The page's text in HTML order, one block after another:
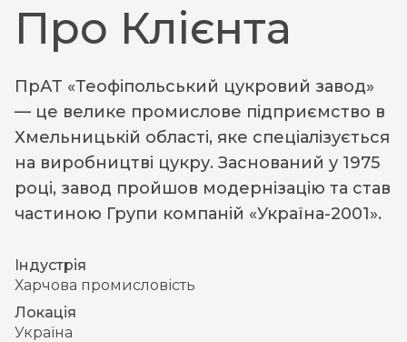
Про Клієнта
ПрАТ «Теофіпольський цукровий завод»
— це велике промислове підприємство в
Хмельницькій області, яке спеціалізується
на виробництві цукру. Заснований у 1975
році, завод пройшов модернізацію та став
частиною Групи компаній «Україна-2001».
Індустрія
Харчова промисловість
Локація
Україна